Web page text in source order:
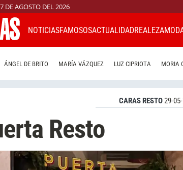
DE AGOSTO DEL 2026
NOTICIASFAMOSOSACTUALIDADREALEZA
ÁNGEL DE BRITO MARÍA VÁZQUEZ LUZ CIPRIOTA MORIA
CARAS RESTO29-
Resto